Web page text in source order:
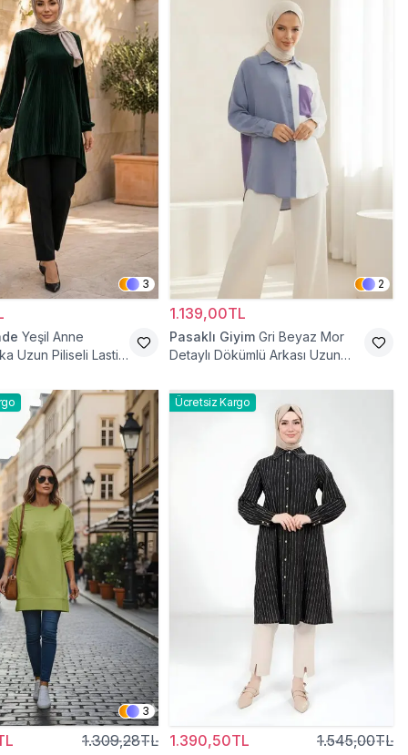
3
Yeşil Anne
Uzun Piliseli Lastik
2
1.139,00TL
Pasaklı Giyim Gri Beyaz Mor
Detaylı Dökümlü Arkası Uzun
3
1.309,28TL
Ücretsiz Kargo
1.390,50TL 1.545,00TL